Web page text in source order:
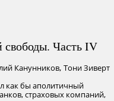
свободы. Часть IV
Канунников, Тони Зиверт
как бы аполитичный
страховых компаний,